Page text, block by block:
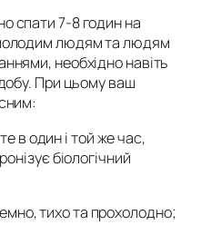
cпати 7-8 годин на
людям та людям
необхідно навіть
При цьому ваш
в один і той же час,
біологічний
тихо та прохолодно;